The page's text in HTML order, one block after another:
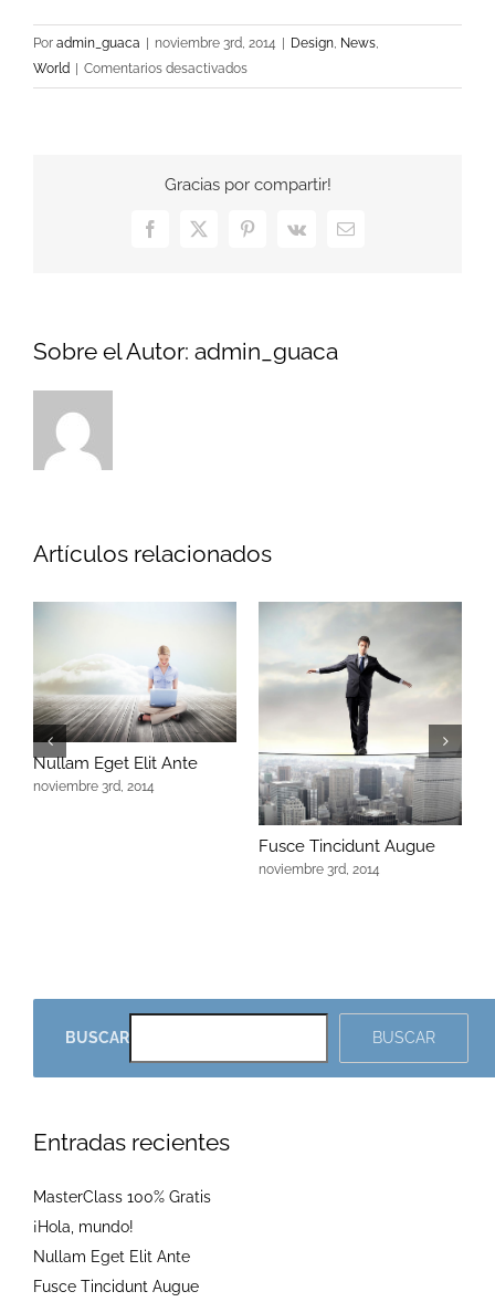
Por admin_guaca | noviembre 3rd, 2014 | Design News
World | Comentarios desactivadosen
Cras
Gracias por compartir!
Facebook
X Pinterest
Vk
Correo
Sobre el Autor: admin_guaca
Artículos relacionados
Nullam Eget Elit Ante
noviembre 3rd, 2014
Fusce Tincidunt Augue
noviembre 3rd, 2014
BUSCAR BUSCAR
Entradas recientes
MasterClass 100% Gratis
¡Hola, mundo!
Nullam Eget Elit Ante
Fusce Tincidunt Augue